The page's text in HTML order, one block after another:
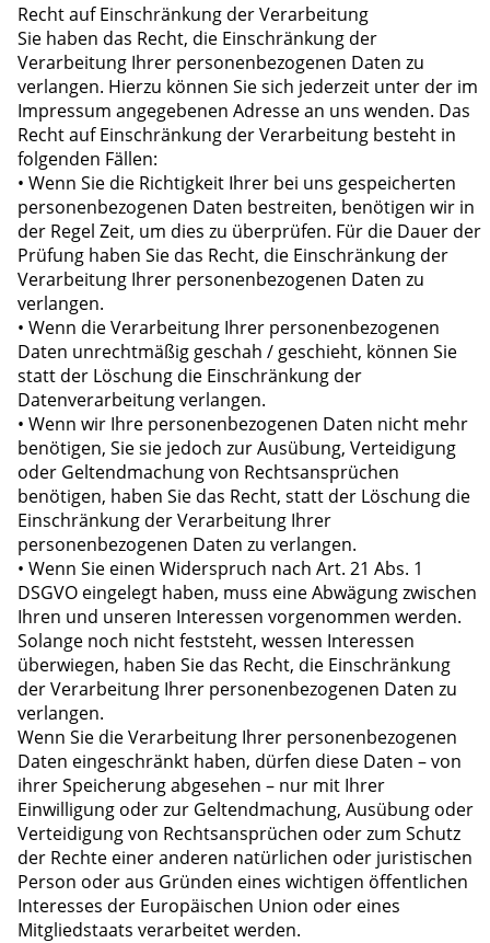
Recht auf Einschränkung der Verarbeitung
Sie haben das Recht, die Einschränkung der
Verarbeitung Ihrer personenbezogenen Daten zu
verlangen. Hierzu können Sie sich jederzeit unter der im
Impressum angegebenen Adresse an uns wenden. Das
Recht auf Einschränkung der Verarbeitung besteht in
folgenden Fällen:
• Wenn Sie die Richtigkeit Ihrer bei uns gespeicherten
personenbezogenen Daten bestreiten, benötigen wir in
der Regel Zeit, um dies zu überprüfen. Für die Dauer der
Prüfung haben Sie das Recht, die Einschränkung der
Verarbeitung Ihrer personenbezogenen Daten zu
verlangen.
• Wenn die Verarbeitung Ihrer personenbezogenen
Daten unrechtmäßig geschah / geschieht, können Sie
statt der Löschung die Einschränkung der
Datenverarbeitung verlangen.
• Wenn wir Ihre personenbezogenen Daten nicht mehr
benötigen, Sie sie jedoch zur Ausübung, Verteidigung
oder Geltendmachung von Rechtsansprüchen
benötigen, haben Sie das Recht, statt der Löschung die
Einschränkung der Verarbeitung Ihrer
personenbezogenen Daten zu verlangen.
• Wenn Sie einen Widerspruch nach Art. 21 Abs. 1
DSGVO eingelegt haben, muss eine Abwägung zwischen
Ihren und unseren Interessen vorgenommen werden.
Solange noch nicht feststeht, wessen Interessen
überwiegen, haben Sie das Recht, die Einschränkung
der Verarbeitung Ihrer personenbezogenen Daten zu
verlangen.
Wenn Sie die Verarbeitung Ihrer personenbezogenen
Daten eingeschränkt haben, dürfen diese Daten – von
ihrer Speicherung abgesehen – nur mit Ihrer
Einwilligung oder zur Geltendmachung, Ausübung oder
Verteidigung von Rechtsansprüchen oder zum Schutz
der Rechte einer anderen natürlichen oder juristischen
Person oder aus Gründen eines wichtigen öffentlichen
Interesses der Europäischen Union oder eines
Mitgliedstaats verarbeitet werden.